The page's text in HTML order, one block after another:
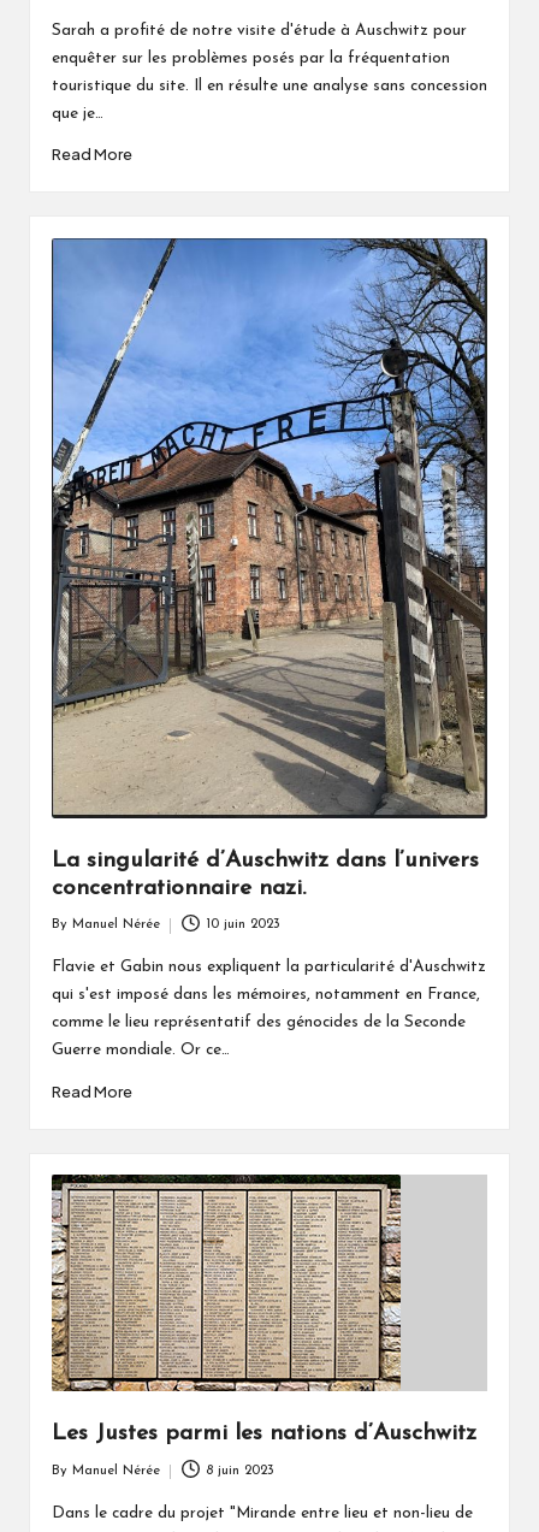
by
Sarah a profité de notre visite d'étude à Auschwitz pour
enquêter sur les problèmes posés par la fréquentation
touristique du site. Il en résulte une analyse sans concession
que je…
Read More
La singularité d’Auschwitz dans l’univers
concentrationnaire nazi.
by
By Manuel Nérée 10 juin 2023
Flavie et Gabin nous expliquent la particularité d'Auschwitz
qui s'est imposé dans les mémoires, notamment en France,
comme le lieu représentatif des génocides de la Seconde
Guerre mondiale. Or ce…
Read More
Les Justes parmi les nations d’Auschwitz
by
By Manuel Nérée 8 juin 2023
Dans le cadre du projet "Mirande entre lieu et non-lieu de